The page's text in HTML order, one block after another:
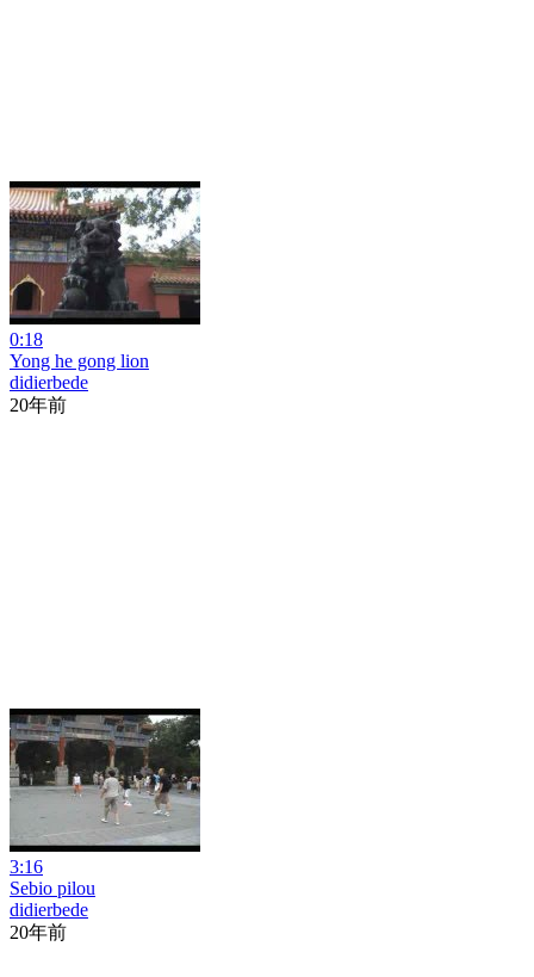
0:18
Yong he gong lion
didierbede
20年前
3:16
Sebio pilou
didierbede
20年前